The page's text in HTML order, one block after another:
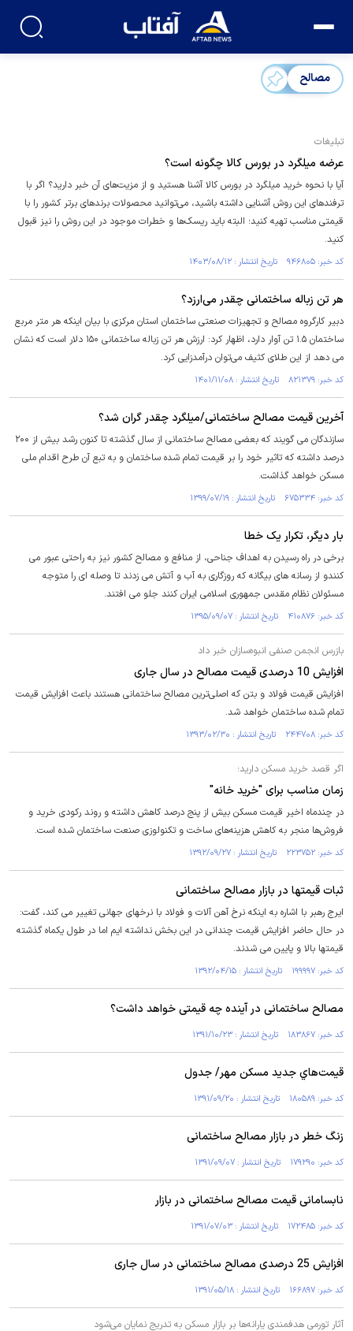
مصالح
تبلیغات
عرضه میلگرد در بورس کالا چگونه است؟
آیا با نحوه خرید میلگرد در بورس کالا آشنا هستید و از مزیت‌های آن خبر دارید؟ اگر با
ترفند‌های این روش آشنایی داشته باشید، می‌توانید محصولات برند‌های برتر کشور را با
قیمتی مناسب تهیه کنید؛ البته باید ریسک‌ها و خطرات موجود در این روش را نیز قبول
کنید.
کد خبر: ۹۴۶۸۰۵ تاریخ انتشار : ۱۴۰۳/۰۸/۱۲
هر تن زباله ساختمانی چقدر می‌ارزد؟
دبیر کارگروه مصالح و تجهیزات صنعتی ساختمان استان مرکزی با بیان اینکه هر متر مربع
ساختمان ۱.۵ تن آوار دارد، اظهار کرد: ارزش هر تن زباله ساختمانی ۱۵۰ دلار است که نشان
می دهد از این طلای کثیف می‌توان درآمدزایی کرد.
کد خبر: ۸۲۱۳۷۹ تاریخ انتشار : ۱۴۰۱/۱۱/۰۸
آخرین قیمت مصالح ساختمانی/میلگرد چقدر گران شد؟
سازندگان می گویند که بعضی مصالح ساختمانی از سال گذشته تا کنون رشد بیش از ۲۰۰
درصد داشته که تاثیر خود را بر قیمت تمام شده ساختمان و به تبع آن طرح اقدام ملی
مسکن خواهد گذاشت.
کد خبر: ۶۷۵۳۳۴ تاریخ انتشار : ۱۳۹۹/۰۷/۱۹
بار دیگر، تکرار یک خطا
برخی در راه رسیدن به اهداف جناحی، از منافع و مصالح کشور نیز به راحتی عبور می
کنندو از رسانه های بیگانه که روزگاری به آب و آتش می زدند تا وصله ای را متوجه
مسئولان نظام مقدس جمهوری اسلامی ایران کنند جلو می افتند.
کد خبر: ۴۱۰۸۷۶ تاریخ انتشار : ۱۳۹۵/۰۹/۰۷
بازرس انجمن صنفی انبوه‌سازان خبر داد
افزایش 10 درصدی قیمت مصالح در سال جاری
افزایش قیمت فولاد و بتن که اصلی‌ترین مصالح ساختمانی هستند باعث افزایش قیمت
تمام شده ساختمان خواهد شد.
کد خبر: ۲۴۴۷۰۸ تاریخ انتشار : ۱۳۹۳/۰۲/۳۰
اگر قصد خريد مسكن داريد؛
زمان مناسب برای "خرید خانه"
در چندماه اخیر قیمت مسکن بیش از پنج درصد کاهش داشته و روند رکودی خرید و
فروش‌ها منجر به کاهش هزینه‌های ساخت و تکنولوزی صنعت ساختمان شده است.
کد خبر: ۲۲۳۷۵۲ تاریخ انتشار : ۱۳۹۲/۰۹/۲۷
ثبات قیمتها در بازار مصالح ساختمانی
ایرج رهبر با اشاره به اینکه نرخ آهن آلات و فولاد با نرخهای جهانی تغییر می کند، گفت:
در حال حاضر افزایش قیمت چندانی در این بخش نداشته ایم اما در طول یکماه گذشته
قیمتها بالا و پایین می شدند.
کد خبر: ۱۹۹۹۹۷ تاریخ انتشار : ۱۳۹۲/۰۴/۱۵
مصالح ساختمانی در آینده چه قیمتی خواهد داشت؟
کد خبر: ۱۸۳۸۶۷ تاریخ انتشار : ۱۳۹۱/۱۰/۲۳
قيمت‌هاي جديد مسكن مهر/ جدول
کد خبر: ۱۸۰۵۸۹ تاریخ انتشار : ۱۳۹۱/۰۹/۲۰
زنگ خطر در بازار مصالح ساختمانی
کد خبر: ۱۷۹۲۹۰ تاریخ انتشار : ۱۳۹۱/۰۹/۰۷
نابسامانی قیمت مصالح ساختمانی در بازار
کد خبر: ۱۷۲۴۸۵ تاریخ انتشار : ۱۳۹۱/۰۷/۰۳
افزايش 25 درصدی مصالح ساختمانی در سال جاری
کد خبر: ۱۶۶۸۹۷ تاریخ انتشار : ۱۳۹۱/۰۵/۱۸
آثار تورمی هدفمندی يارانه‌ها بر بازار مسكن به تدريج نمايان می‌شود